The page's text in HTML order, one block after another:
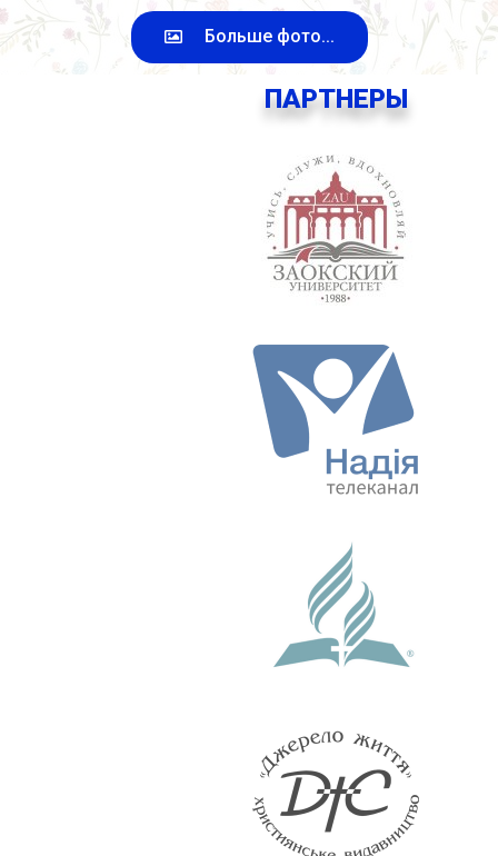
Больше фото...
ПАРТНЕРЫ